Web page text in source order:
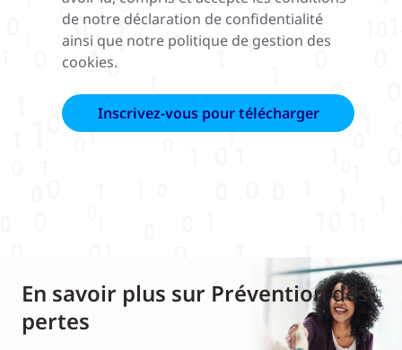
de notre déclaration de confidentialité
ainsi que notre politique de gestion des
cookies.
En savoir plus sur Prévention des
pertes